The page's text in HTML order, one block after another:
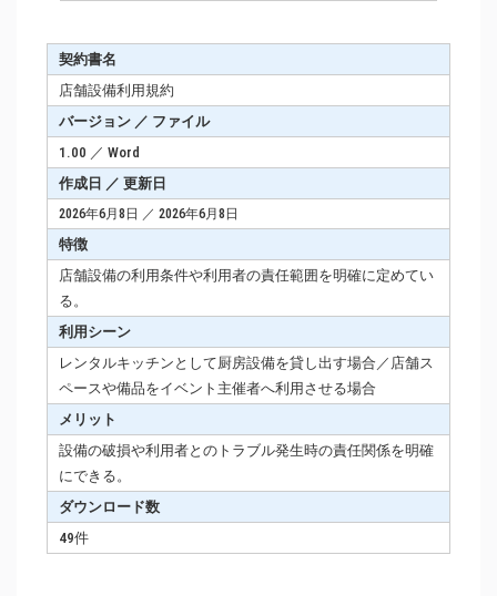
契約書名
店舗設備利用規約
バージョン ／ ファイル
1.00 ／ Word
作成日 ／ 更新日
2026年6月8日 ／ 2026年6月8日
特徴
店舗設備の利用条件や利用者の責任範囲を明確に定めてい
る。
利用シーン
レンタルキッチンとして厨房設備を貸し出す場合／店舗ス
ペースや備品をイベント主催者へ利用させる場合
メリット
設備の破損や利用者とのトラブル発生時の責任関係を明確
にできる。
ダウンロード数
49件